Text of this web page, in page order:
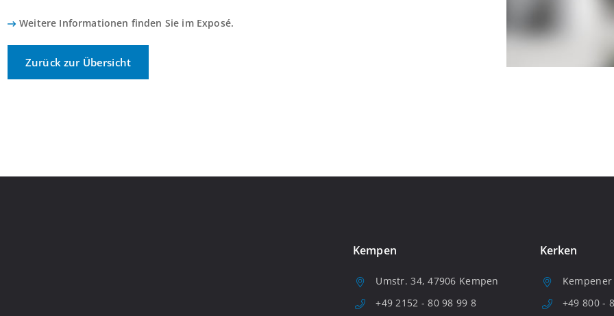
Weitere Informationen finden Sie im Exposé.
Zurück zur Übersicht
Kempen
Umstr. 34, 47906 Kempen
+49 2152 - 80 98 99 8
Kerken
+49 800 -